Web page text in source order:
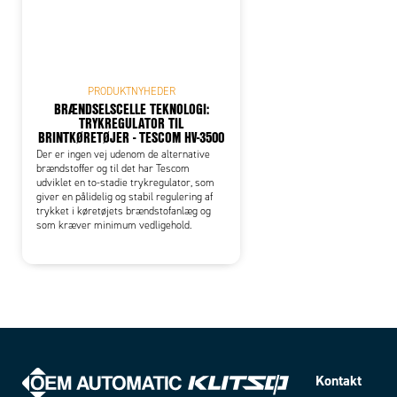
PRODUKTNYHEDER
BRÆNDSELSCELLE TEKNOLOGI:
TRYKREGULATOR TIL
BRINTKØRETØJER - TESCOM HV-3500
Der er ingen vej udenom de alternative
brændstoffer og til det har Tescom
udviklet en to-stadie trykregulator, som
giver en pålidelig og stabil regulering af
trykket i køretøjets brændstofanlæg og
som kræver minimum vedligehold.
Kontakt